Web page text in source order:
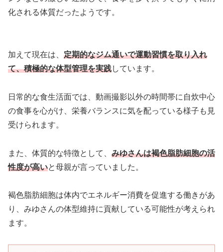
化される体質だったようです。
加えて現在は、 定期的なジム通いで運動習慣を取り入れ
て、積極的な体型管理を実践しています。
日常的な食生活面では、動画撮影以外の時間帯に自炊中心
の食事を心がけ、栄養バランスに気を配っている様子も見
受けられます。
また、体質的な特徴として、 みゆさんは褐色脂肪細胞の活
性度が高いと母親が言っていました。
褐色脂肪細胞は体内でエネルギー消費を促進する働きがあ
り、みゆさんの体型維持に貢献している可能性が考えられ
ます。